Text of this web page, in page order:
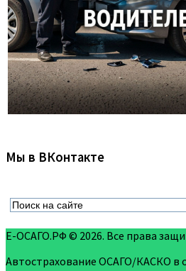
Мы в ВКонтакте
Е-ОСАГО.РФ © 2026. Все права
Автострахование ОСАГО/КАСКО в